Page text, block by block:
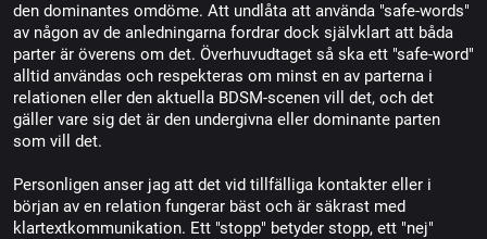
den dominantes omdöme. Att undlåta att använda "safe-words"
av någon av de anledningarna fordrar dock självklart att båda
parter är överens om det. Överhuvudtaget så ska ett "safe-word"
alltid användas och respekteras om minst en av parterna i
relationen eller den aktuella BDSM-scenen vill det, och det
gäller vare sig det är den undergivna eller dominante parten
som vill det.
Personligen anser jag att det vid tillfälliga kontakter eller i
början av en relation fungerar bäst och är säkrast med
klartextkommunikation. Ett "stopp" betyder stopp, ett "nej"